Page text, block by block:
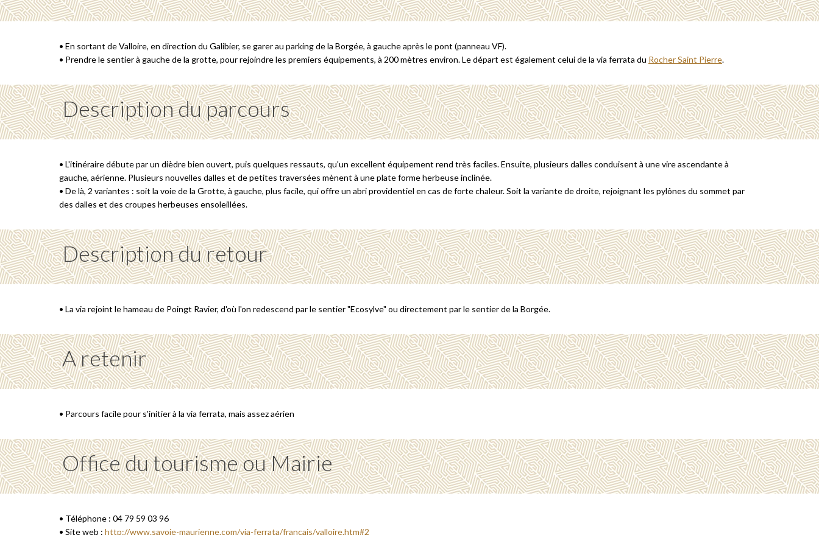
• En sortant de Valloire, en direction du Galibier, se garer au parking de la Borgée, à gauche après le pont (panneau VF).
• Prendre le sentier à gauche de la grotte, pour rejoindre les premiers équipements, à 200 mètres environ. Le départ est également celui de la via ferrata du Rocher Saint Pierre.
Description du parcours
• L'itinéraire débute par un dièdre bien ouvert, puis quelques ressauts, qu'un excellent équipement rend très faciles. Ensuite, plusieurs dalles conduisent à une vire ascendante à
gauche, aérienne. Plusieurs nouvelles dalles et de petites traversées mènent à une plate forme herbeuse inclinée.
• De là, 2 variantes : soit la voie de la Grotte, à gauche, plus facile, qui offre un abri providentiel en cas de forte chaleur. Soit la variante de droite, rejoignant les pylônes du sommet par
des dalles et des croupes herbeuses ensoleillées.
Description du retour
• La via rejoint le hameau de Poingt Ravier, d'où l'on redescend par le sentier "Ecosylve" ou directement par le sentier de la Borgée.
A retenir
• Parcours facile pour s'initier à la via ferrata, mais assez aérien
Office du tourisme ou Mairie
• Téléphone : 04 79 59 03 96
• Site web : http://www.savoie-maurienne.com/via-ferrata/francais/valloire.htm#2